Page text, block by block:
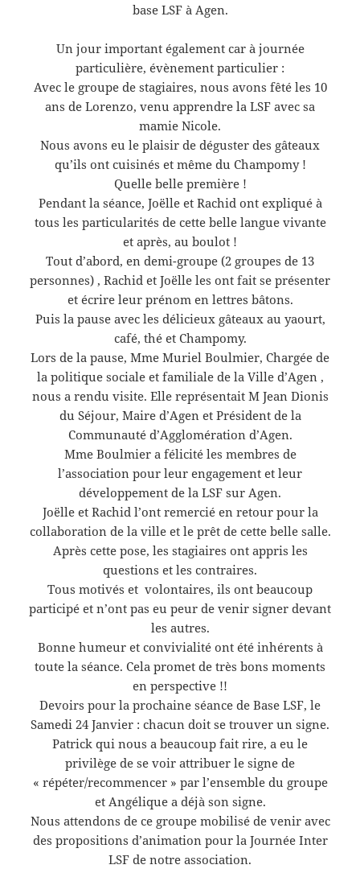
base LSF à Agen.
Un jour important également car à journée
particulière, évènement particulier :
Avec le groupe de stagiaires, nous avons fêté les 10
ans de Lorenzo, venu apprendre la LSF avec sa
mamie Nicole.
Nous avons eu le plaisir de déguster des gâteaux
qu’ils ont cuisinés et même du Champomy !
Quelle belle première !
Pendant la séance, Joëlle et Rachid ont expliqué à
tous les particularités de cette belle langue vivante
et après, au boulot !
Tout d’abord, en demi-groupe (2 groupes de 13
personnes) , Rachid et Joëlle les ont fait se présenter
et écrire leur prénom en lettres bâtons.
Puis la pause avec les délicieux gâteaux au yaourt,
café, thé et Champomy.
Lors de la pause, Mme Muriel Boulmier, Chargée de
la politique sociale et familiale de la Ville d’Agen ,
nous a rendu visite. Elle représentait M Jean Dionis
du Séjour, Maire d’Agen et Président de la
Communauté d’Agglomération d’Agen.
Mme Boulmier a félicité les membres de
l’association pour leur engagement et leur
développement de la LSF sur Agen.
Joëlle et Rachid l’ont remercié en retour pour la
collaboration de la ville et le prêt de cette belle salle.
Après cette pose, les stagiaires ont appris les
questions et les contraires.
Tous motivés et volontaires, ils ont beaucoup
participé et n’ont pas eu peur de venir signer devant
les autres.
Bonne humeur et convivialité ont été inhérents à
toute la séance. Cela promet de très bons moments
en perspective !!
Devoirs pour la prochaine séance de Base LSF, le
Samedi 24 Janvier : chacun doit se trouver un signe.
Patrick qui nous a beaucoup fait rire, a eu le
privilège de se voir attribuer le signe de
« répéter/recommencer » par l’ensemble du groupe
et Angélique a déjà son signe.
Nous attendons de ce groupe mobilisé de venir avec
des propositions d’animation pour la Journée Inter
LSF de notre association.